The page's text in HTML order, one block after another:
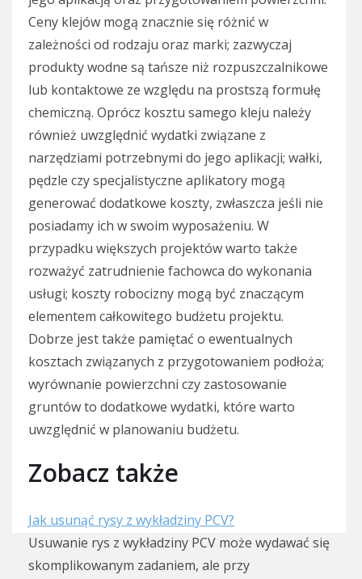
Ceny klejów mogą znacznie się różnić w
zależności od rodzaju oraz marki; zazwyczaj
produkty wodne są tańsze niż rozpuszczalnikowe
lub kontaktowe ze względu na prostszą formułę
chemiczną. Oprócz kosztu samego kleju należy
również uwzględnić wydatki związane z
narzędziami potrzebnymi do jego aplikacji; wałki,
pędzle czy specjalistyczne aplikatory mogą
generować dodatkowe koszty, zwłaszcza jeśli nie
posiadamy ich w swoim wyposażeniu. W
przypadku większych projektów warto także
rozważyć zatrudnienie fachowca do wykonania
usługi; koszty robocizny mogą być znaczącym
elementem całkowitego budżetu projektu.
Dobrze jest także pamiętać o ewentualnych
kosztach związanych z przygotowaniem podłoża;
wyrównanie powierzchni czy zastosowanie
gruntów to dodatkowe wydatki, które warto
uwzględnić w planowaniu budżetu.
Zobacz także
Jak usunąć rysy z wykładziny PCV?
Usuwanie rys z wykładziny PCV może wydawać się
skomplikowanym zadaniem, ale przy